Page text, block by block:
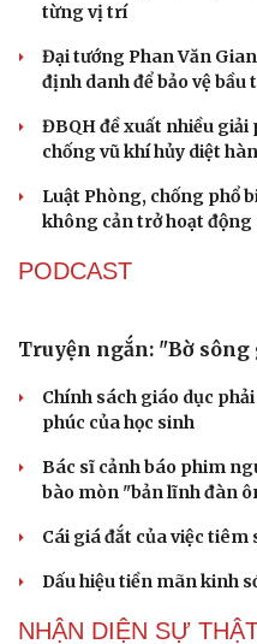
Du lịch
Tư vấn
Săn Tour
check-in
từng vị trí
Đại tướng Phan Văn
định danh để bảo vệ bầu
ĐBQH đề xuất nhiều
chống vũ khí hủy diệt
Luật Phòng, chống phổ
không cản trở hoạt động
PODCAST
Truyện ngắn: "Bờ
Chính sách giáo dục
phúc của học sinh
Bác sĩ cảnh báo phim
bào mòn "bản lĩnh đàn
Cái giá đắt của việc
Dấu hiệu tiền mãn kinh
NHẬN DIỆN SỰ